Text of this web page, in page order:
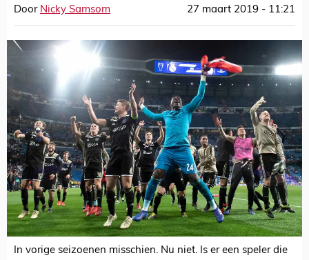
Door Nicky Samsom 27 maart 2019 - 11:21
In vorige seizoenen misschien. Nu niet. Is er een speler die